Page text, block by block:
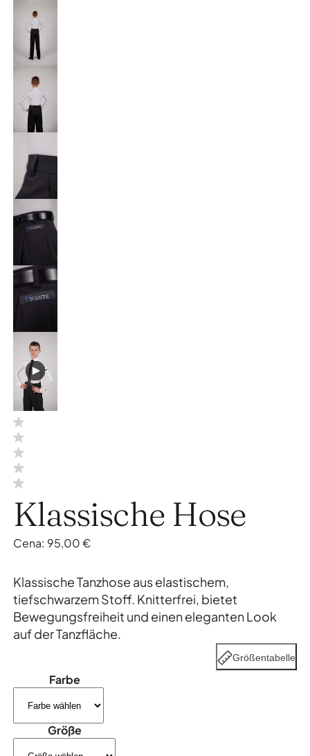
Klassische Hose
Cena: 95,00€
Klassische Tanzhose aus elastischem,
tiefschwarzem Stoff. Knitterfrei, bietet
Bewegungsfreiheit und einen eleganten Look
auf der Tanzfläche.
Farbe
Größe
Größentabelle